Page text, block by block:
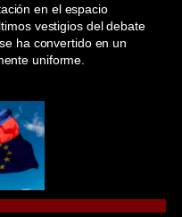
en el espacio
vestigios del debate
ha convertido en un
uniforme.